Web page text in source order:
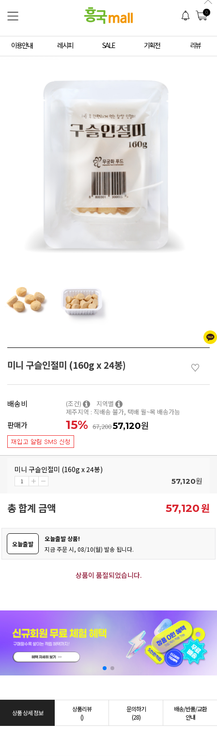
0
이용안내 레시피 SALE 기획전 리뷰
미니 구슬인절미 (160g x 24봉) ♡
배송비 (조건)
지역별
제주지역 : 직배송 불가, 택배 월~목 배송가능
판매가 15% 67,20057,120원
미니 구슬인절미 (160g x 24봉)
57,120원
총 합계 금액 57,120원
오늘출발
오늘출발 상품!
지금 주문 시, 08/10(월) 발송 됩니다.
상품이 품절되었습니다.
상품 상세 정보
상품리뷰
()
문의하기
(28)
배송/반품/교환
안내